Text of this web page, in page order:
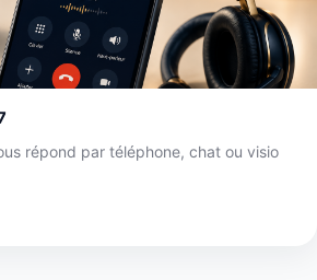
répond par téléphone, chat ou visio